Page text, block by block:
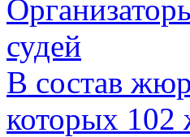
судей
В состав
которых